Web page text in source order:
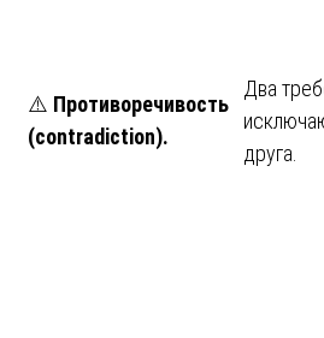
⚠️ Противоречивость
(contradiction).
Два
друга.